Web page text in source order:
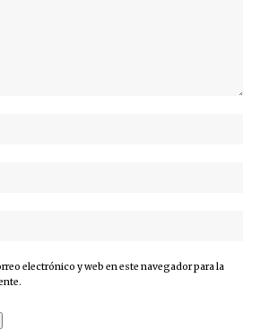
electrónico y web en este navegador para la